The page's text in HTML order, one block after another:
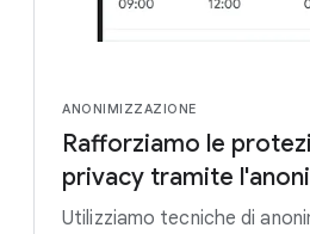
ANONIMIZZAZIONE
Rafforziamo le
privacy tramite
Utilizziamo tecniche di